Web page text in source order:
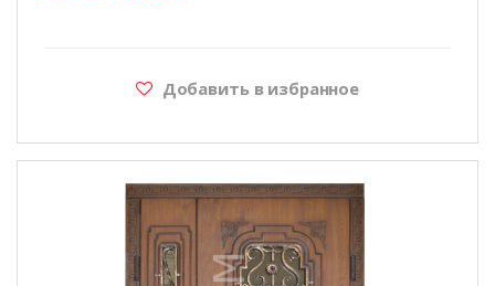
Добавить в избранное